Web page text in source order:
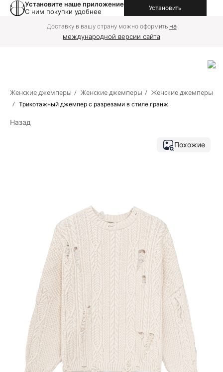
Установите наше приложение
С ним покупки удобнее
Установить
Доставку в вашу страну можно оформить на
международной версии сайта
Женские джемперы / Женские джемперы / Женские джемперы
/ Трикотажный джемпер с разрезами в стиле гранж
Назад
Похожие